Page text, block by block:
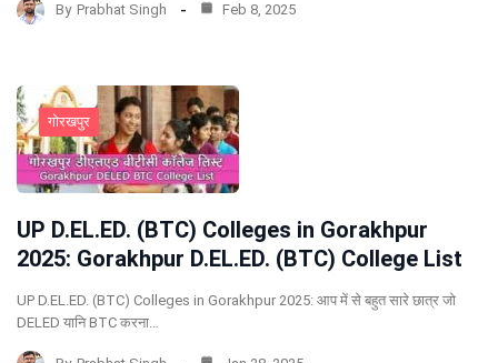
By Prabhat Singh Feb 8, 2025
गोरखपुर
UP D.EL.ED. (BTC) Colleges in Gorakhpur
2025: Gorakhpur D.EL.ED. (BTC) College List
UP D.EL.ED. (BTC) Colleges in Gorakhpur 2025: आप में से बहुत सारे छात्र जो
DELED यानि BTC करना…